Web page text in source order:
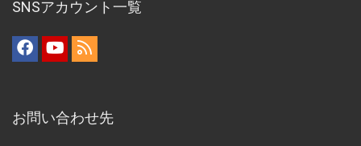
SNSアカウント一覧
お問い合わせ先